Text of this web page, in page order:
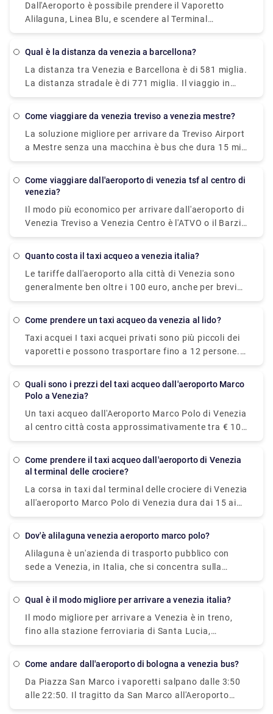
Dall'Aeroporto è possibile prendere il Vaporetto
Alilaguna, Linea Blu, e scendere al Terminal
Traghetti Zattere. Questo dovrebbe metterti molto
circa 90 minuti. Un'altra opzione sarebbe quella di
prendere l'autobus o un taxi dall'aeroporto a
Piazzale Roma.
qual è la distanza da venezia a barcellona?
La distanza tra Venezia e Barcellona è di 581 miglia.
La distanza stradale è di 771 miglia. Il viaggio in
treno da Venezia a Barcellona dura circa 14 ore e 2
come viaggiare da venezia treviso a venezia mestre?
La soluzione migliore per arrivare da Treviso Airport
a Mestre senza una macchina è bus che dura 15 min
e costa €8 - €13. Quanto tempo ci vuole per andare
BNL Bank impiega 15 min compresi i trasferimenti e
come viaggiare dall'aeroporto di venezia tsf al centro di
venezia?
Il modo più economico per arrivare dall'aeroporto di
Venezia Treviso a Venezia Centro è l'ATVO o il Barzi
Shuttle. Il viaggio dura circa 45 minuti e costa €
euro, tuttavia è incredibilmente conveniente
impiegando circa 30 minuti e può ospitare fino a
quattro passeggeri.
quanto costa il taxi acqueo a venezia italia?
Le tariffe dall'aeroporto alla città di Venezia sono
generalmente ben oltre i 100 euro, anche per brevi
distanze all'interno di Venezia bisogna pagare
notevolmente negli ultimi anni. C'è anche un
supplemento notturno, in genere circa 20 euro.
come prendere un taxi acqueo da venezia al lido?
Taxi acquei I taxi acquei privati sono più piccoli dei
vaporetti e possono trasportare fino a 12 persone.
Sono più veloci, decisamente più glamour, ma più
raggiungere il Lido e costano circa 100 euro.
quali sono i prezzi del taxi acqueo dall'aeroporto Marco
Polo a Venezia?
Un taxi acqueo dall'Aeroporto Marco Polo di Venezia
al centro città costa approssimativamente tra € 105
(US$ 118,50) e € 135 ( US$ 152,40). Il prezzo dalla
Piazzale Roma al centro città è compreso tra € 65
economico e semplice per spostarsi dall'aeroporto al
centro città. L'autobus ATVO express è un autobus
stazione principale degli autobus, Piazzale Roma, in
soli 20 minuti. Questo autobus passa ogni 20 minuti
e il prezzo è di 8 euro (15 euro per il biglietto di
come prendere il taxi acqueo dall'aeroporto di Venezia
al terminal delle crociere?
La corsa in taxi dal terminal delle crociere di Venezia
all'aeroporto Marco Polo di Venezia dura dai 15 ai
20 minuti. Il trasferimento privato prenotato in
all'hotel di Venezia include una corsa in taxi acqueo
privato. San Basilio si trova a 20 minuti di
trasferimento dall'aeroporto Marco Polo di Venezia.
dov'è alilaguna venezia aeroporto marco polo?
Alilaguna è un'azienda di trasporto pubblico con
sede a Venezia, in Italia, che si concentra sulla
fornitura di un efficiente trasporto in barca in tutta
Marco Polo e il Terminal Crociere con il centro di
Venezia, il Lido e Murano.
qual è il modo migliore per arrivare a venezia italia?
Il modo migliore per arrivare a Venezia è in treno,
fino alla stazione ferroviaria di Santa Lucia,
all'estremità nord-occidentale della città. C'è anche
vicinanze, a Piazzale Roma. Venezia ha anche il
piccolo aeroporto Marco Polo di Venezia e da lì puoi
prendere un autobus o un battello per Venezia.
come andare dall'aeroporto di bologna a venezia bus?
Da Piazza San Marco i vaporetti salpano dalle 3:50
alle 22:50. Il tragitto da San Marco all'Aeroporto
dura 1 ora e 20 minuti